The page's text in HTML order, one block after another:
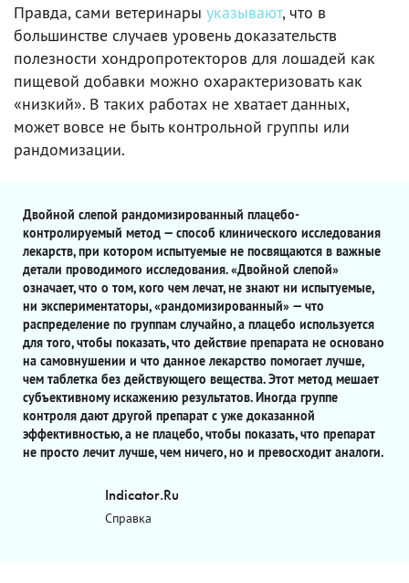
Правда, сами ветеринары указывают, что в
большинстве случаев уровень доказательств
полезности хондропротекторов для лошадей как
пищевой добавки можно охарактеризовать как
«низкий». В таких работах не хватает данных,
может вовсе не быть контрольной группы или
рандомизации.
Двойной слепой рандомизированный плацебо-
контролируемый метод — способ клинического исследования
лекарств, при котором испытуемые не посвящаются в важные
детали проводимого исследования. «Двойной слепой»
означает, что о том, кого чем лечат, не знают ни испытуемые,
ни экспериментаторы, «рандомизированный» — что
распределение по группам случайно, а плацебо используется
для того, чтобы показать, что действие препарата не основано
на самовнушении и что данное лекарство помогает лучше,
чем таблетка без действующего вещества. Этот метод мешает
субъективному искажению результатов. Иногда группе
контроля дают другой препарат с уже доказанной
эффективностью, а не плацебо, чтобы показать, что препарат
не просто лечит лучше, чем ничего, но и превосходит аналоги.
Indicator.Ru
Справка